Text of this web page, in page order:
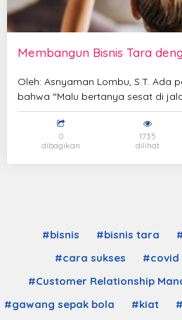
Membangun Bisnis Tara
Oleh: Asnyaman Lombu, S.T. Ada
bahwa “Malu bertanya sesat di
0
dibagikan
1735
dilihat
#bisnis #bisnis tara
#cara sukses
#covid
#Customer Relationship
#gawang sepak bola
#kiat